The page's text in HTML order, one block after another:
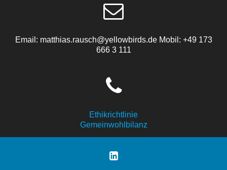
Email: matthias.rausch@yellowbirds.de Mobil: +49 173
666 3 111
Ethikrichtlinie
Gemeinwohlbilanz